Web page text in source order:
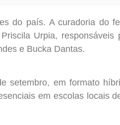
do país. A curadoria do
Urpia, responsáveis
e Bucka Dantas.
setembro, em formato
em escolas locais